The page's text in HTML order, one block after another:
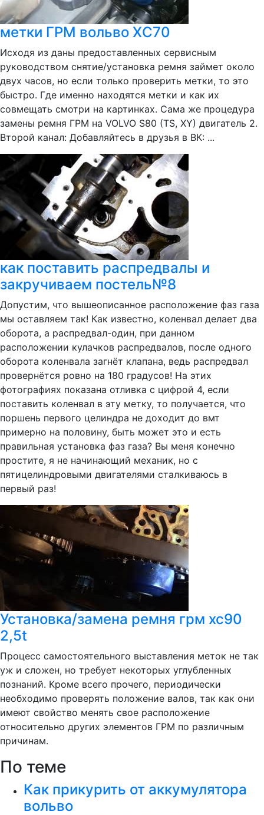
метки ГРМ вольво ХС70
Исходя из даны предоставленных сервисным
руководством снятие/установка ремня займет около
двух часов, но если только проверить метки, то это
быстро. Где именно находятся метки и как их
совмещать смотри на картинках. Сама же процедура
замены ремня ГРМ на VOLVO S80 (TS, XY) двигатель 2.
Второй канал: Добавляйтесь в друзья в ВК: ...
как поставить распредвалы и
закручиваем постель№8
Допустим, что вышеописанное расположение фаз газа
мы оставляем так! Как известно, коленвал делает два
оборота, а распредвал-один, при данном
расположении кулачков распредвалов, после одного
оборота коленвала загнёт клапана, ведь распредвал
провернётся ровно на 180 градусов! На этих
фотографиях показана отливка с цифрой 4, если
поставить коленвал в эту метку, то получается, что
поршень первого целиндра не доходит до вмт
примерно на половину, быть может это и есть
правильная установка фаз газа? Вы меня конечно
простите, я не начинающий механик, но с
пятицелиндровыми двигателями сталкиваюсь в
первый раз!
Установка/замена ремня грм xc90
2,5t
Процесс самостоятельного выставления меток не так
уж и сложен, но требует некоторых углубленных
познаний. Кроме всего прочего, периодически
необходимо проверять положение валов, так как они
имеют свойство менять свое расположение
относительно других элементов ГРМ по различным
причинам.
По теме
Как прикурить от аккумулятора
вольво